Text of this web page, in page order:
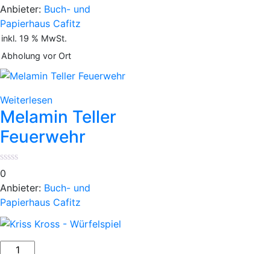
Anbieter: Buch- und
Papierhaus Cafitz
inkl. 19 % MwSt.
Abholung vor Ort
Weiterlesen
Melamin Teller
Feuerwehr
0
Anbieter: Buch- und
Papierhaus Cafitz
Kriss